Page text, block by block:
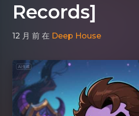
Records]
12 月 前 在 Deep House